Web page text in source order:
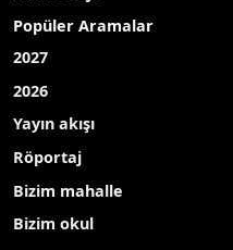
Popüler Aramalar
2027
2026
Yayın akışı
Röportaj
Bizim mahalle
Bizim okul